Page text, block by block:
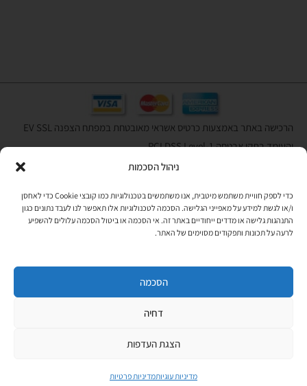
ניהול הסכמות
כדי לספק חוויית משתמש מיטבית, אנו משתמשים בטכנולוגיות כמו קובצי Cookie כדי לאחסן
ו/או לגשת למידע על מאפייני הגלישה. הסכמה לטכנולוגיות אלו תאפשר לנו לעבד נתונים כגון
התנהגות גלישה או מדדים ייחודיים באתר זה. אי הסכמה או ביטול הסכמה עלולים להשפיע
לרעה על תכונות ותפקודים מסוימים של האתר.
הסכמה
דחיה
הצגת העדפות
מדיניות עוגיותמדיניות פרטיות
הרכישה באתר באמצעות כרטיס אשראי מאובטחת במפתח הצפנה EV SSL
והעומד בתקן אבטחה PCI DSS Level-1
לתקנון האתר»
תהיו בקשר
להטריד. רק טיפים לשימושכם, מידע על דברים חדשים בחנות, מבצעים
וכדומה. מוזמנים להקליד את כתובת המייל שלכם: